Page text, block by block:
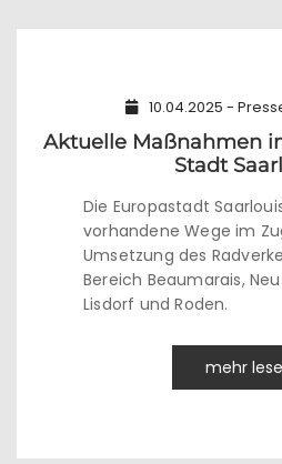
10.04.2025 -
Aktuelle Maßnahmen
Stadt
Die Europastadt
vorhandene Wege im
Umsetzung des
Bereich Beaumarais,
Lisdorf und Roden.
mehr